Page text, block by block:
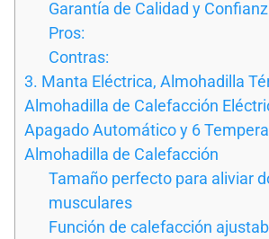
Garantía de Calidad y
Pros:
Contras:
3. Manta Eléctrica, Almohadilla
Almohadilla de Calefacción
Apagado Automático y 6
Almohadilla de Calefacción
Tamaño perfecto para aliviar
musculares
Función de calefacción